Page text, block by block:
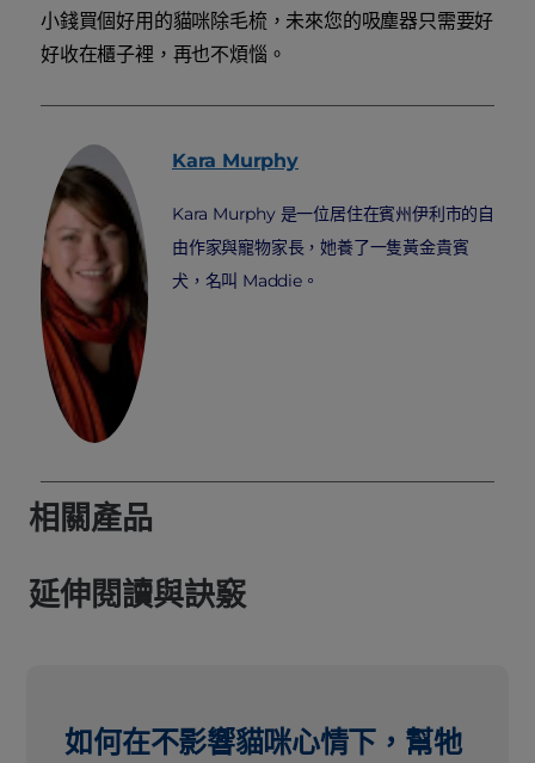
小錢買個好用的貓咪除毛梳，未來您的吸塵器只需要好
好收在櫃子裡，再也不煩惱。
Kara Murphy
Kara Murphy 是一位居住在賓州伊利市的自
由作家與寵物家長，她養了一隻黃金貴賓
犬，名叫 Maddie。
相關產品
延伸閱讀與訣竅
如何在不影響貓咪心情下，幫牠